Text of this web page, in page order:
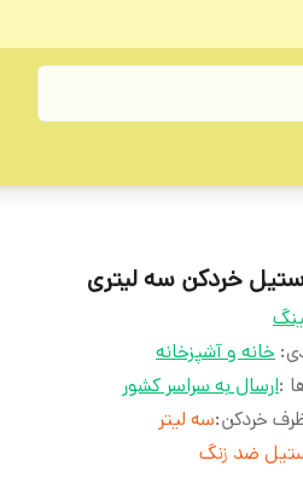
خردکن سه لیتری
: خانه و آشپزخانه
:ارسال به سراسر کشور
خردکن:سه لیتر
ضد زنگ